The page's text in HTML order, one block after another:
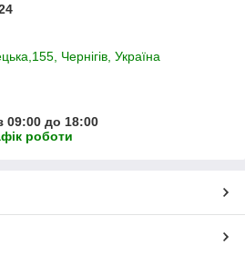
Чернігів, Україна
09:00 до 18:00
роботи